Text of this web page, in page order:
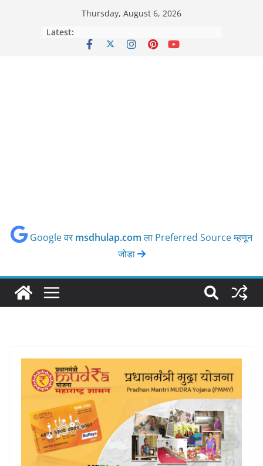
Thursday, August 6, 2026
Latest:
Google वर msdhulap.comला Preferred Source म्हणून
जोडा